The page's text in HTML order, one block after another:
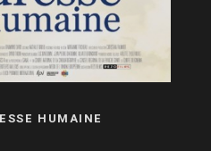
HUMAINE